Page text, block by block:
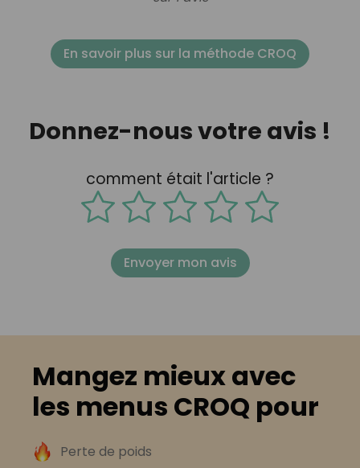
En savoir plus sur la méthode CROQ
Donnez-nous votre avis !
comment était l'article ?
Envoyer mon avis
Mangez mieux avec
les menus CROQ pour
Perte de poids